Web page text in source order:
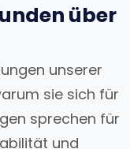
über
unserer
sie sich für
sprechen für
und